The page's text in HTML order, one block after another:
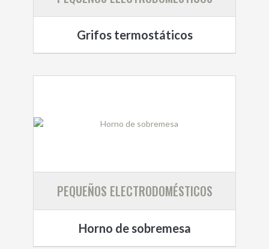
Grifos termostáticos
PEQUEÑOS ELECTRODOMÉSTICOS
Horno de sobremesa